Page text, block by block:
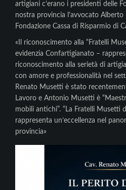
artigiani c’erano i presidenti delle
nostra provincia l’avvocato Alberto
Fondazione Cassa di Risparmio di
«Il riconoscimento alla “Fratelli
evidenzia Confartigianato –
riconoscimento alla serietà di
con amore e professionalità nel
Renato Musetti è stato
Lavoro e Antonio Musetti è
mobili antichi”. “La Fratelli Musetti
rappresenta un’eccellenza nel
provincia»